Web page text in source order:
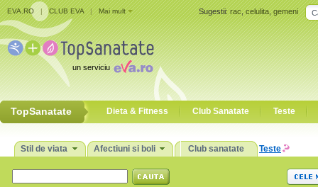
Sugestii: rac,celulita,gemeni
EVA.RO | CLUB EVA | Mai mult
un serviciu
TopSanatate Dieta & Fitness Club Sanatate Teste
Stil de viata Afectiuni si boli Club sanatate Teste